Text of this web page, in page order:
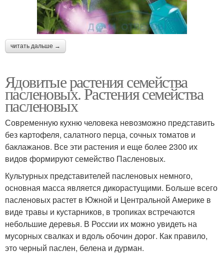
читать дальше →
Ядовитые растения семейства
пасленовых. Растения семейства
пасленовых
Современную кухню человека невозможно представить
без картофеля, салатного перца, сочных томатов и
баклажанов. Все эти растения и еще более 2300 их
видов формируют семейство Пасленовых.
Культурных представителей пасленовых немного,
основная масса является дикорастущими. Больше всего
пасленовых растет в Южной и Центральной Америке в
виде травы и кустарников, в тропиках встречаются
небольшие деревья. В России их можно увидеть на
мусорных свалках и вдоль обочин дорог. Как правило,
это черный паслен, белена и дурман.